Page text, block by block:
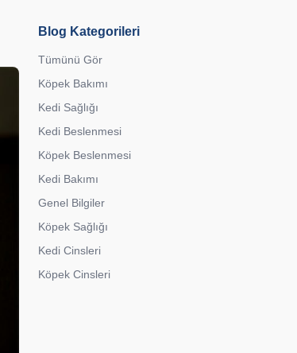
Blog Kategorileri
Tümünü Gör
Köpek Bakımı
Kedi Sağlığı
Kedi Beslenmesi
Köpek Beslenmesi
Kedi Bakımı
Genel Bilgiler
Köpek Sağlığı
Kedi Cinsleri
Köpek Cinsleri